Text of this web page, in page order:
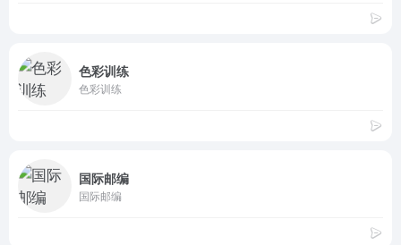
色彩训练
色彩训练
国际邮编
国际邮编